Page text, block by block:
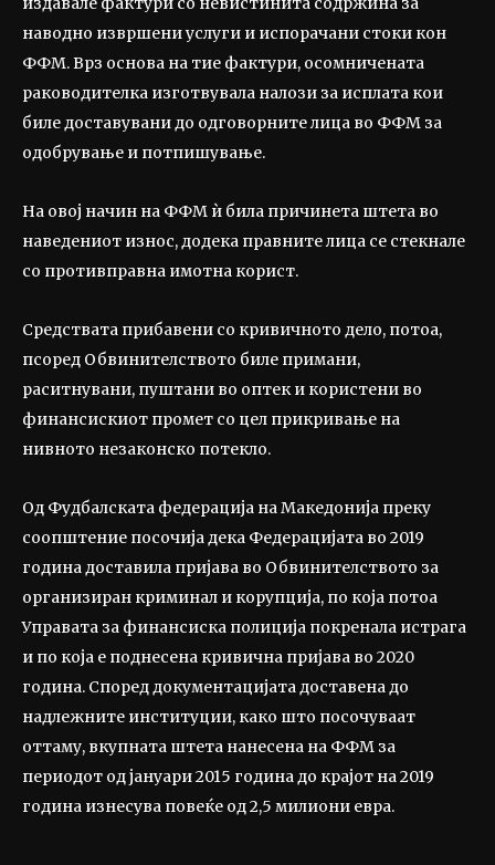
наводно извршени услуги и испорачани стоки кон
ФФМ. Врз основа на тие фактури, осомничената
раководителка изготвувала налози за исплата кои
биле доставувани до одговорните лица во ФФМ за
одобрување и потпишување.
На овој начин на ФФМ ѝ била причинета штета во
наведениот износ, додека правните лица се стекнале
со противправна имотна корист.
Средствата прибавени со кривичното дело, потоа,
псоред Обвинителството биле примани,
раситнувани, пуштани во оптек и користени во
финансискиот промет со цел прикривање на
нивното незаконско потекло.
Од Фудбалската федерација на Македонија преку
соопштение посочија дека Федерацијата во 2019
година доставила пријава во Обвинителството за
организиран криминал и корупција, по која потоа
Управата за финансиска полиција покренала истрага
и по која е поднесена кривична пријава во 2020
година. Според документацијата доставена до
надлежните институции, како што посочуваат
оттаму, вкупната штета нанесена на ФФМ за
периодот од јануари 2015 година до крајот на 2019
година изнесува повеќе од 2,5 милиони евра.